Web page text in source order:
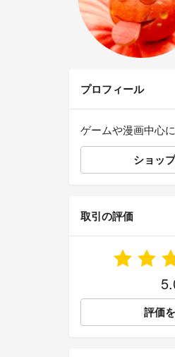
プロフィール
ゲームや漫画中心
ショッ
取引の評価
評価